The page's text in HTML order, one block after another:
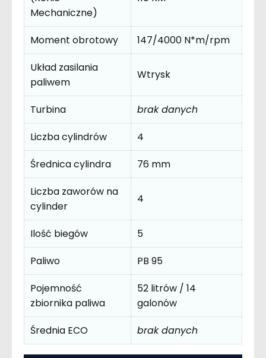
Mechaniczne)
Moment obrotowy
147/4000 N*m/rpm
Układ zasilania
paliwem
Wtrysk
Turbina
brak danych
Liczba cylindrów
4
Średnica cylindra
76 mm
Liczba zaworów na
cylinder
4
Ilość biegów
5
Paliwo
PB 95
Pojemność
zbiornika paliwa
52 litrów / 14
galonów
Średnia ECO
brak danych